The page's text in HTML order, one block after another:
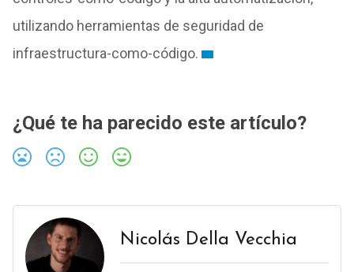
utilizando herramientas de seguridad de
infraestructura-como-código.
¿Qué te ha parecido este artículo?
Nicolás Della Vecchia